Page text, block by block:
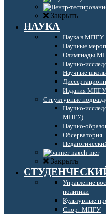
Закрыть
НАУКА
Наука в МПГУ
Научные
Олимпиады
Научно-
Научные
Издания МПГУ
Структурные
Научно-
МПГУ)
Научно-
Обсерватория
Закрыть
Управление
политики
Культурные
Спорт МПГУ